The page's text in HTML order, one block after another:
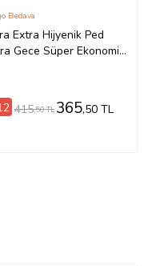
Extra Hijyenik Ped
Gece Süper Ekonomik
Bedava
415,50 TL 365,50 TL